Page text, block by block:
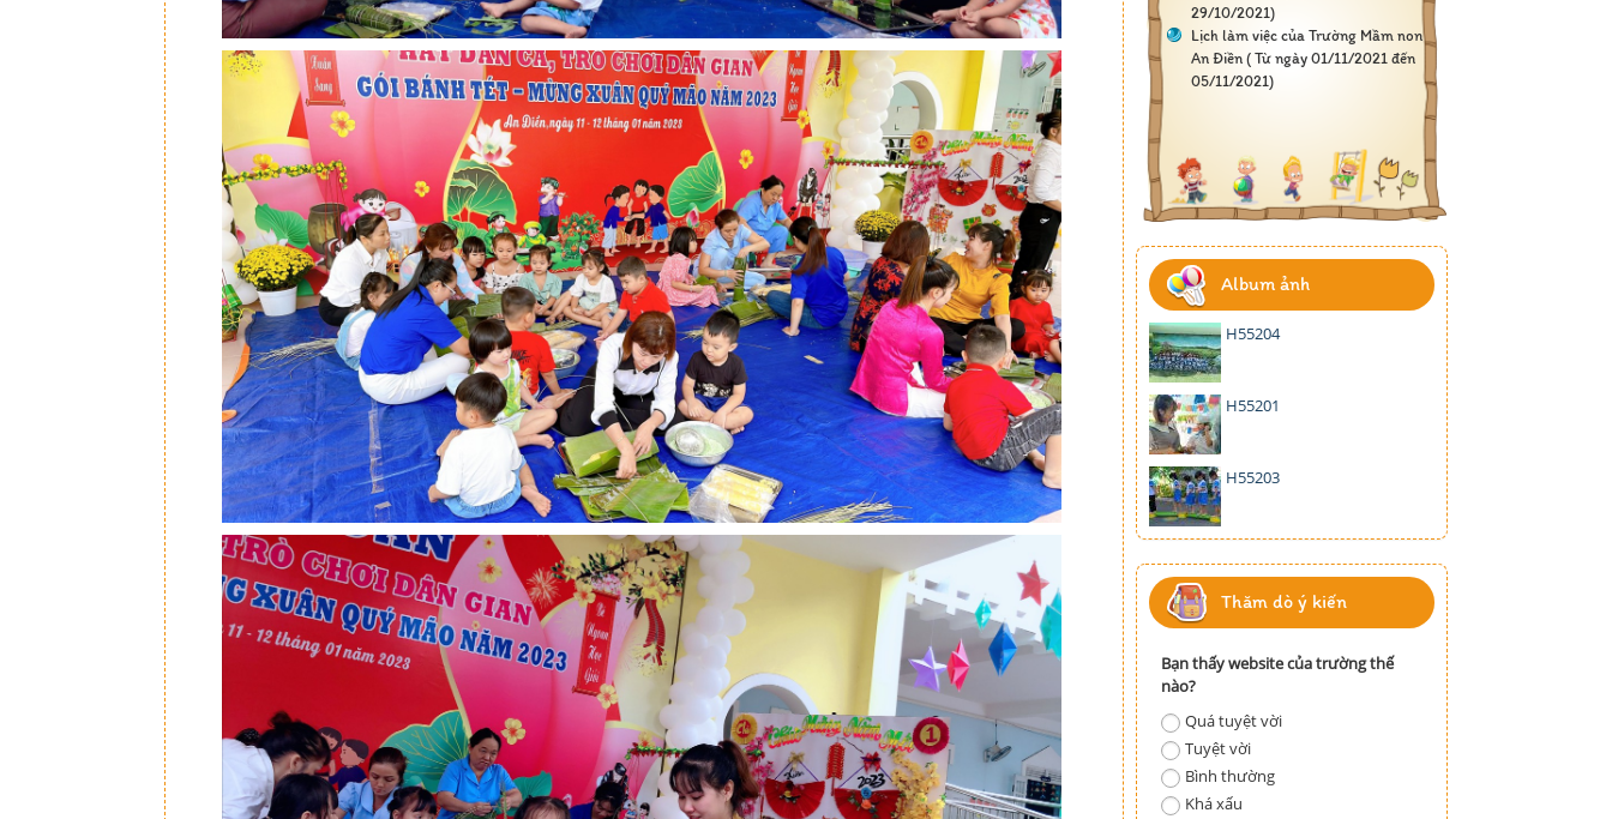
29/10/2021)
Lịch làm việc của Trường Mầm non
An Điền ( Từ ngày 01/11/2021 đến
05/11/2021)
Album ảnh
H55204
H55201
H55203
Thăm dò ý kiến
Bạn thấy website của trường thế
nào?
Quá tuyệt vời
Tuyệt vời
Bình thường
Khá xấu